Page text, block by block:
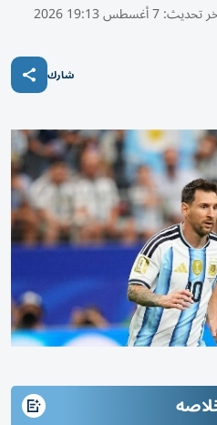
تحديث:7 أغسطس 19:13 2026
شارك